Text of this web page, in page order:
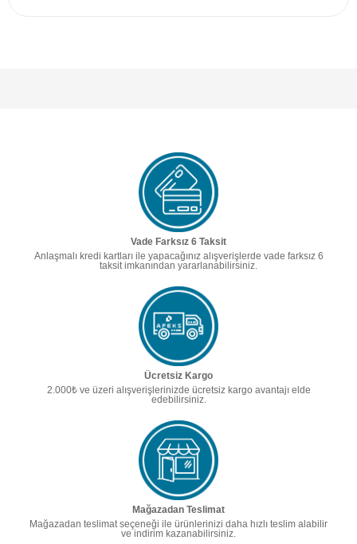
Vade Farksız 6 Taksit
Anlaşmalı kredi kartları ile yapacağınız alışverişlerde vade farksız 6
taksit imkanından yararlanabilirsiniz.
Ücretsiz Kargo
2.000₺ ve üzeri alışverişlerinizde ücretsiz kargo avantajı elde
edebilirsiniz.
Mağazadan Teslimat
Mağazadan teslimat seçeneği ile ürünlerinizi daha hızlı teslim alabilir
ve indirim kazanabilirsiniz.